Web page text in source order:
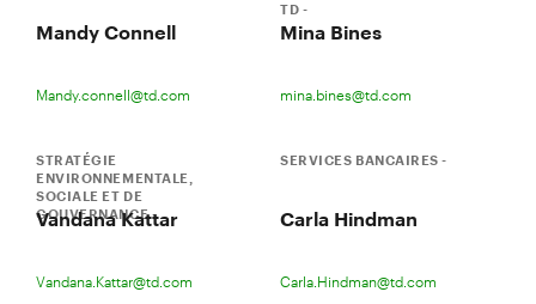
Mandy Connell
Mandy.connell@td.com
TD -
Mina Bines
mina.bines@td.com
STRATÉGIE
ENVIRONNEMENTALE,
SOCIALE ET DE
GOUVERNANCE -
Vandana Kattar
Vandana.Kattar@td.com
SERVICES BANCAIRES -
Carla Hindman
Carla.Hindman@td.com